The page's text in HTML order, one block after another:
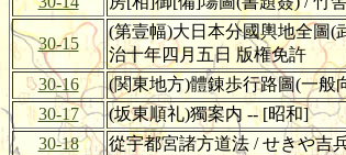
30-15
(第壹幅)大日本分國輿地全圖(
治十年四月五日 版権免許
30-16
(関東地方)體錬歩行路圖(一般
30-17
(坂東順礼)獨案内 -- [昭和]
30-18
從宇都宮諸方道法 / せきや吉